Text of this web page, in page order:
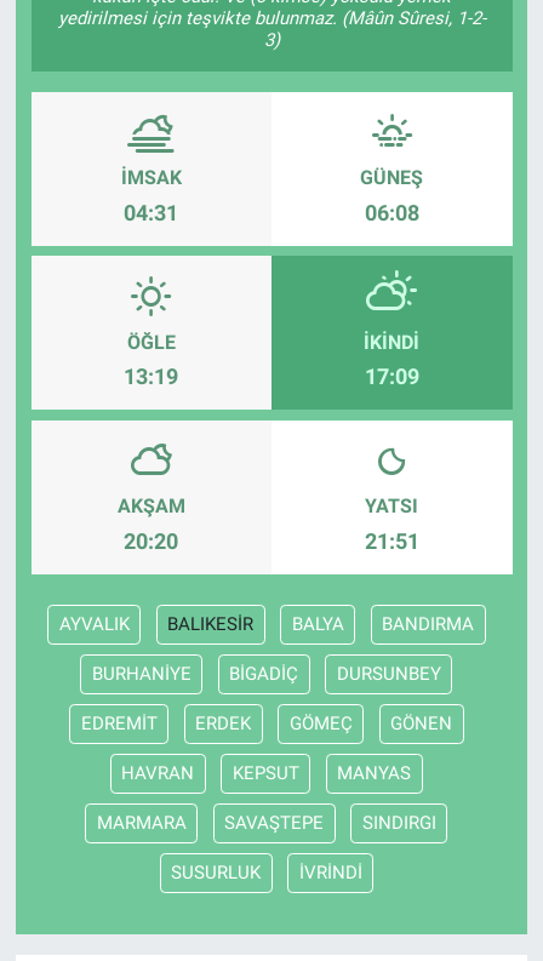
yedirilmesi için teşvikte bulunmaz. (Mâûn Sûresi, 1-2-
3)
İMSAK
04:31
GÜNEŞ
06:08
ÖĞLE
13:19
İKINDI
17:09
AKŞAM
20:20
YATSI
21:51
AYVALIK BALIKESİR BALYA BANDIRMA
BURHANİYE BİGADİÇ DURSUNBEY
EDREMİT ERDEK GÖMEÇ GÖNEN
HAVRAN KEPSUT MANYAS
MARMARA SAVAŞTEPE SINDIRGI
SUSURLUK İVRİNDİ